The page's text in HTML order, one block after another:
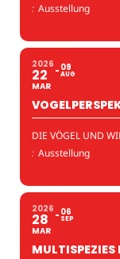
: Ausstellung
2026
22
MAR
09
AUG
DIE VÖGEL UND
: Ausstellung
2026
28
MAR
06
SEP
MULTISPEZIES